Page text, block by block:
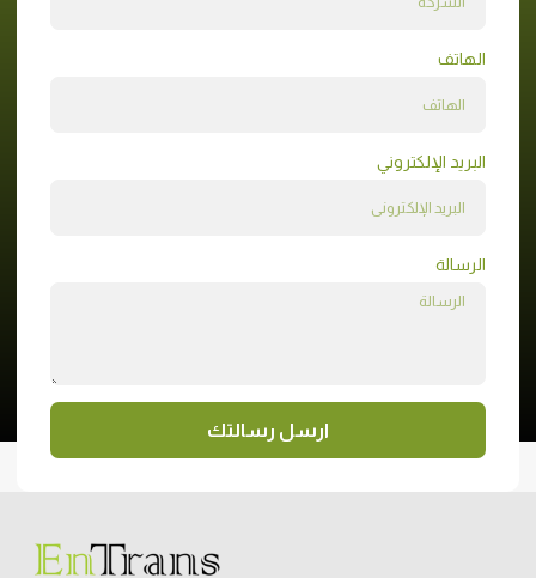
الهاتف
البريد الإلكتروني
الرسالة
ارسل رسالتك